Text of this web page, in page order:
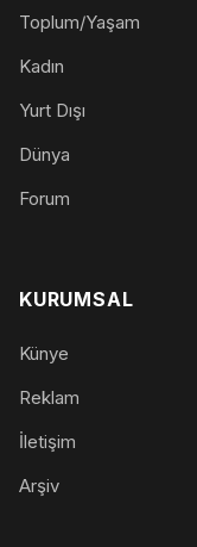
Toplum/Yaşam
Kadın
Yurt Dışı
Dünya
Forum
KURUMSAL
Künye
Reklam
İletişim
Arşiv